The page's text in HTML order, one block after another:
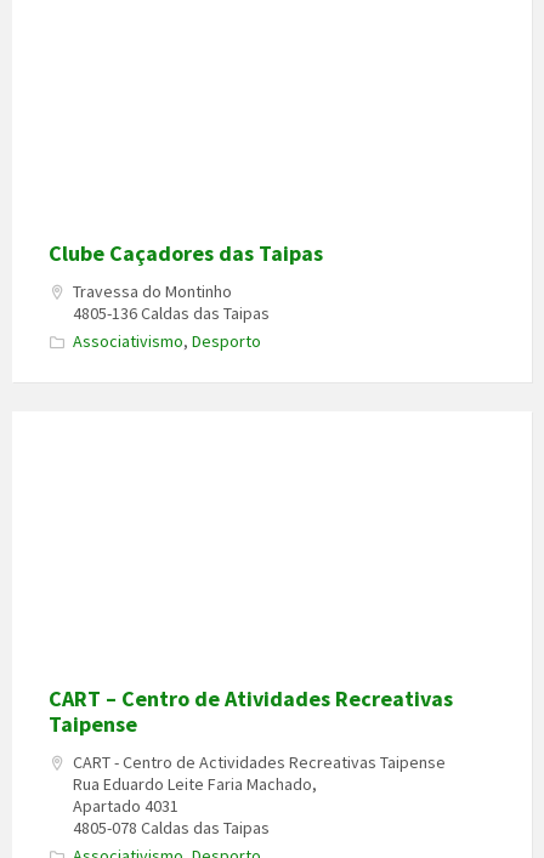
Clube Caçadores das Taipas
Travessa do Montinho
4805-136 Caldas das Taipas
Associativismo, Desporto
CART – Centro de Atividades Recreativas
Taipense
CART - Centro de Actividades Recreativas Taipense
Rua Eduardo Leite Faria Machado,
Apartado 4031
4805-078 Caldas das Taipas